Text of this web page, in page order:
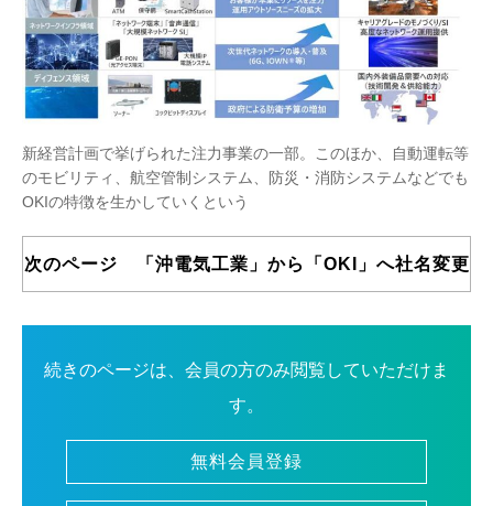
新経営計画で挙げられた注力事業の一部。このほか、自動運転等
のモビリティ、航空管制システム、防災・消防システムなどでも
OKIの特徴を生かしていくという
次のページ 「沖電気工業」から「OKI」へ社名変更
続きのページは、会員の方のみ閲覧していただけま
す。
無料会員登録